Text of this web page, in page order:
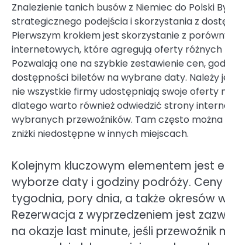
Znalezienie tanich busów z Niemiec do Polski
strategicznego podejścia i skorzystania z
Pierwszym krokiem jest skorzystanie z
internetowych, które agregują oferty różnych
Pozwalają one na szybkie zestawienie cen,
dostępności biletów na wybrane daty. Należy
nie wszystkie firmy udostępniają swoje
dlatego warto również odwiedzić strony
wybranych przewoźników. Tam często
zniżki niedostępne w innych miejscach.
Kolejnym kluczowym elementem jest
wyborze daty i godziny podróży.
tygodnia, pory dnia, a także okresów
Rezerwacja z wyprzedzeniem jest
na okazje last minute, jeśli